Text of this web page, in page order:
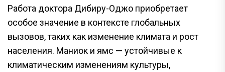
Работа доктора Дибиру-Оджо приобретает
особое значение в контексте глобальных
вызовов, таких как изменение климата и рост
населения. Маниок и ямс — устойчивые к
климатическим изменениям культуры,